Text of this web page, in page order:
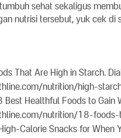
sehat sekaligus
nutrisi tersebut, yuk cek di
That Are High in Starch.
nutrition/high-
Best Healthful Foods to
nutrition/18-
Calorie Snacks for